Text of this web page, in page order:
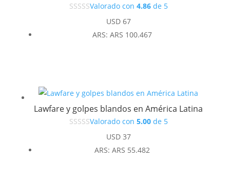
Valorado con 4.86de 5
USD67
ARS: ARS 100.467
Lawfare y golpes blandos en América Latina
Valorado con 5.00de 5
USD37
ARS: ARS 55.482